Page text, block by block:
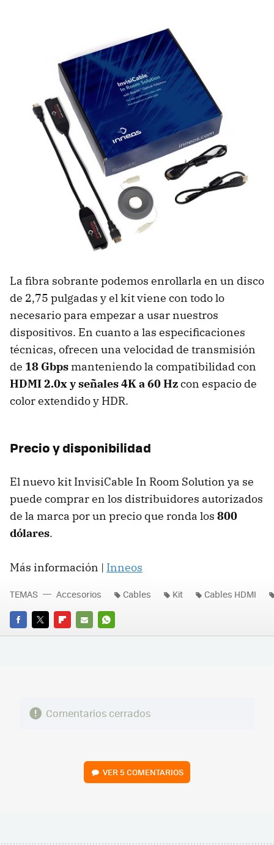
La fibra sobrante podemos enrollarla en un disco
de 2,75 pulgadas y el kit viene con todo lo
necesario para empezar a usar nuestros
dispositivos. En cuanto a las especificaciones
técnicas, ofrecen una velocidad de transmisión
de 18 Gbps manteniendo la compatibilidad con
HDMI 2.0x y señales 4K a 60 Hzcon espacio de
color extendido y HDR.
Precio y disponibilidad
El nuevo kit InvisiCable In Room Solution ya se
puede comprar en los distribuidores autorizados
de la marca por un precio que ronda los 800
dólares.
Más información | Inneos
FACEBOOK
TWITTERFLIPBOARD
E-
WHATSAPP
TEMAS Accesorios Cables Kit Cables HDMI
Comentarios cerrados
VER5 COMENTARIOS